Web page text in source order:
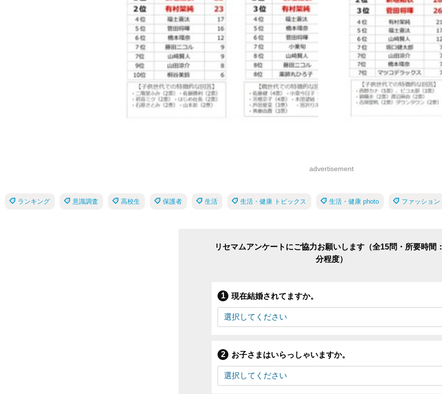
advertisement
ランキング 意識調査 高校生 保護者 生活 生活・健康 トピックス 生活・健康 photo ファッション
リセマムアンケートにご協力お願いします（全15問・所要時間
分程度）
現在結婚されてますか。
お子さまはいらっしゃいますか。